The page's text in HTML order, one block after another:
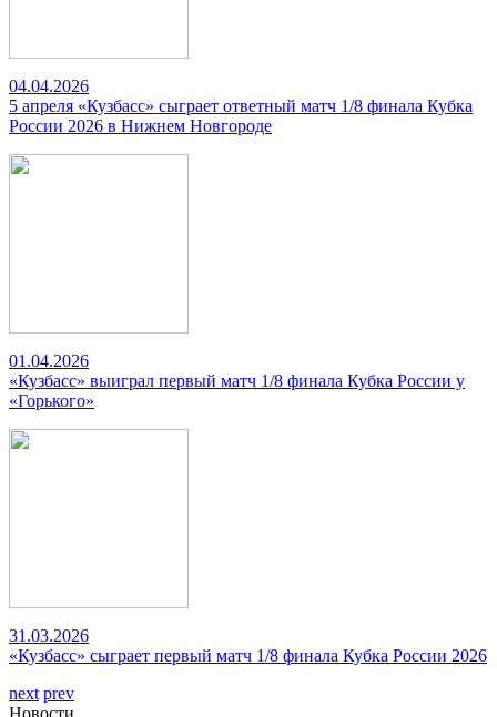
04.04.2026
5 апреля «Кузбасс» сыграет ответный матч 1/8 финала Кубка
России 2026 в Нижнем Новгороде
01.04.2026
«Кузбасс» выиграл первый матч 1/8 финала Кубка России у
«Горького»
31.03.2026
«Кузбасс» сыграет первый матч 1/8 финала Кубка России 2026
next prev
Новости